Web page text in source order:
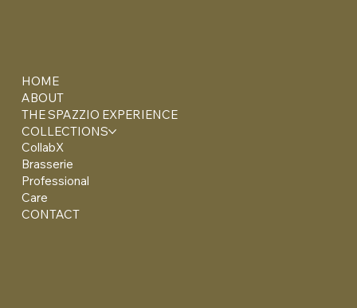
HOME
ABOUT
THE SPAZZIO EXPERIENCE
COLLECTIONS
CollabX
Brasserie
Professional
Care
CONTACT